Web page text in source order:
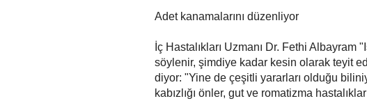
Adet kanamalarını düzenliyor
İç Hastalıkları Uzmanı Dr. Fethi Albayram
söylenir, şimdiye kadar kesin olarak teyit
diyor: "Yine de çeşitli yararları olduğu
kabızlığı önler, gut ve romatizma